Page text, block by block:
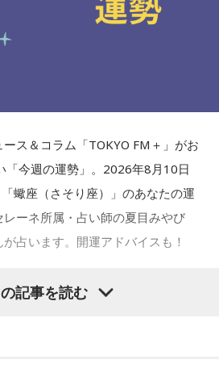
所属。メッセージ性の高い鑑定は
線に触れると話題に。占いや開運
を発信中。Yahoo!占い「マザー占
ツもリリース。
uranai.com/
：https://online-uranai.jp/
ス＆コラム「TOKYO FM＋」がお
「今週の運勢」。2026年8月10日
蠍座（さそり座）」のあなたの運
ーネ所属・占い師の夏目みやび
が占います。開運アドバイスも！
記事を読む